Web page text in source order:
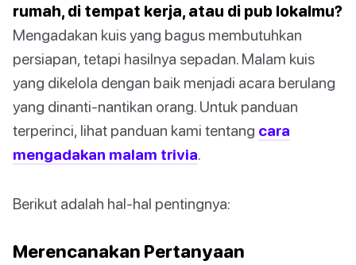
rumah, di tempat kerja, atau di pub lokalmu?
Mengadakan kuis yang bagus membutuhkan
persiapan, tetapi hasilnya sepadan. Malam kuis
yang dikelola dengan baik menjadi acara berulang
yang dinanti-nantikan orang. Untuk panduan
terperinci, lihat panduan kami tentang cara
mengadakan malam trivia.
Berikut adalah hal-hal pentingnya:
Merencanakan Pertanyaan